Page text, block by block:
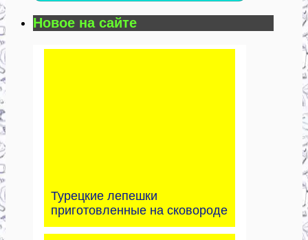
Новое на сайте
Турецкие лепешки
приготовленные на сковороде